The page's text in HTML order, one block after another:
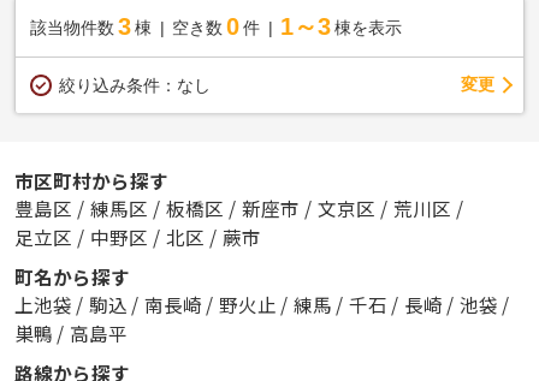
該当物件数 3棟 空き数 0 件 1～3 棟を表示
絞り込み条件： なし 変更
市区町村から探す
豊島区 / 練馬区 / 板橋区 / 新座市 / 文京区 / 荒川区 /
足立区 / 中野区 / 北区 / 蕨市
町名から探す
上池袋 / 駒込 / 南長崎 / 野火止 / 練馬 / 千石 / 長崎 / 池袋 /
巣鴨 / 高島平
路線から探す